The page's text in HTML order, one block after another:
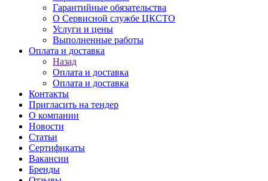
Гарантийные обязательства
О Сервисной службе ЦКСТО
Услуги и цены
Выполненные работы
Оплата и доставка
Назад
Оплата и доставка
Оплата и доставка
Контакты
Пригласить на тендер
О компании
Новости
Статьи
Сертификаты
Вакансии
Бренды